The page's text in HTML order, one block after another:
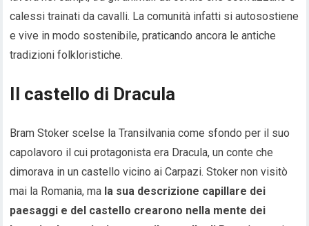
calessi trainati da cavalli. La comunità infatti si autosostiene
e vive in modo sostenibile, praticando ancora le antiche
tradizioni folkloristiche.
Il castello di Dracula
Bram Stoker scelse la Transilvania come sfondo per il suo
capolavoro il cui protagonista era Dracula, un conte che
dimorava in un castello vicino ai Carpazi. Stoker non visitò
mai la Romania, ma la sua descrizione capillare dei
paesaggi e del castello crearono nella mente dei